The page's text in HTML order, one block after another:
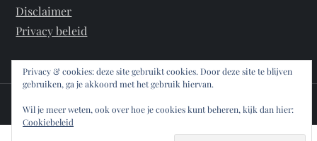
Disclaimer
Privacy beleid
Theme Stone Blog Powered byWordPress
Privacy & cookies: deze site gebruikt cookies. Door deze site te blijven
gebruiken, ga je akkoord met het gebruik hiervan.
Wil je meer weten, ook over hoe je cookies kunt beheren, kijk dan hier:
Cookiebeleid